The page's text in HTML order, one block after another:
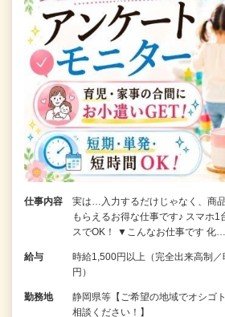
仕事内容
実は…入力するだけじゃなく、商
もらえるお得な仕事です♪ スマホ1
スでOK！ ▼こんなお仕事です 化…
給与
時給1,500円以上（完全出来高制
円）
勤務地
静岡県等【ご希望の地域でオシゴ
相談ください！】